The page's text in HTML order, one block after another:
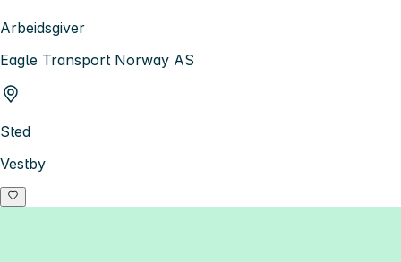
Arbeidsgiver
Eagle Transport Norway AS
Sted
Vestby